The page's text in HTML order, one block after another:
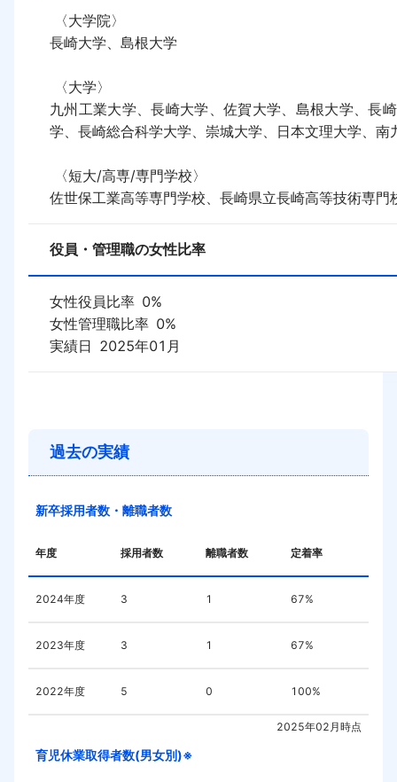
長崎大学、島根大学
九州工業大学、長崎大学、佐賀大学、島根大学、長
学、長崎総合科学大学、崇城大学、日本文理大学、南
佐世保工業高等専門学校、長崎県立長崎高等技術専
役員・管理職の女性比率
女性役員比率 0%
女性管理職比率 0%
実績日 2025年01月
過去の実績
新卒採用者数・離職者数
年度 採用者数 離職者数 定着率
2024年度 3 1 67%
2023年度 3 1 67%
2022年度 5 0 100%
2025年02月時点
育児休業取得者数(男女別)※